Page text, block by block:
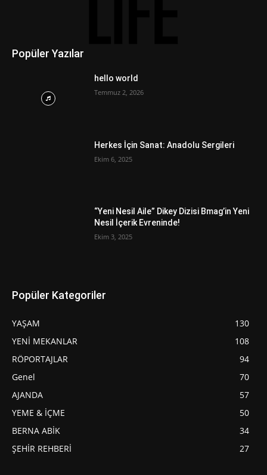
Popüler Yazılar
hello world
Temmuz 2, 2026
Herkes İçin Sanat: Anadolu Sergileri
Ekim 6, 2025
“Yeni Nesil Aile” Dikey Dizisi Bmag’in Yeni
Nesil İçerik Evreninde!
Ekim 3, 2025
Popüler Kategoriler
YAŞAM
130
YENİ MEKANLAR
108
RÖPORTAJLAR
94
Genel
70
AJANDA
57
YEME & İÇME
50
BERNA ABİK
34
ŞEHİR REHBERİ
27